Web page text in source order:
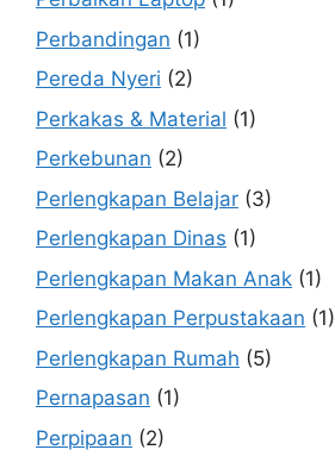
Perbandingan (1)
Pereda Nyeri (2)
Perkakas & Material (1)
Perkebunan (2)
Perlengkapan Belajar (3)
Perlengkapan Dinas (1)
Perlengkapan Makan Anak (1)
Perlengkapan Perpustakaan (1)
Perlengkapan Rumah (5)
Pernapasan (1)
Perpipaan (2)